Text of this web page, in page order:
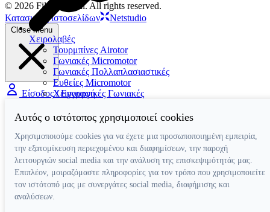
Χειρολαβές
Τουρμπίνες Airotor
Γωνιακές Micromotor
Γωνιακές Πολλαπλασιαστικές
Ευθείες Micromotor
Χειρουργικές Γωνιακές
Micromotor Ενδοδοντίας
Luftmotor-Micromotor
© 2026 Filios Dental. All rights reserved.
Κατασκευή ιστοσελίδων
Netstudio
Close menu
Είσοδος / Εγγραφή
Αυτός ο ιστότοπος χρησιμοποιεί cookies
Χρησιμοποιούμε cookies για να έχετε μια προσωποποιημένη εμπειρία,
την εξατομίκευση περιεχομένου και διαφημίσεων, την παροχή
λειτουργιών social media και την ανάλυση της επισκεψιμότητάς μας.
Επιπλέον, μοιραζόμαστε πληροφορίες για τον τρόπο που χρησιμοποιείτε
τον ιστότοπό μας με συνεργάτες social media, διαφήμισης και
αναλύσεων.